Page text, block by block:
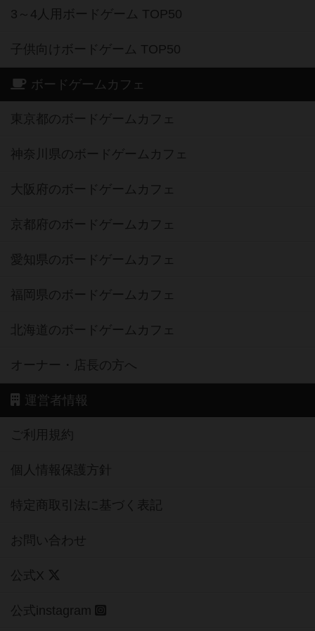
3～4人用ボードゲーム TOP50
子供向けボードゲーム TOP50
ボードゲームカフェ
東京都のボードゲームカフェ
神奈川県のボードゲームカフェ
大阪府のボードゲームカフェ
京都府のボードゲームカフェ
愛知県のボードゲームカフェ
福岡県のボードゲームカフェ
北海道のボードゲームカフェ
オーナー・店長の方へ
運営者情報
ご利用規約
個人情報保護方針
特定商取引法に基づく表記
お問い合わせ
公式X
公式instagram